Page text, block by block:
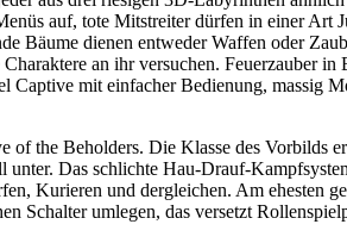
auf, tote Mitstreiter dürfen in einer Art
Bäume dienen entweder Waffen oder
an ihr versuchen. Feuerzauber in
Captive mit einfacher Bedienung, massig
the Beholders. Die Klasse des Vorbilds
Das schlichte Hau-Drauf-
Kurieren und dergleichen. Am ehesten
Schalter umlegen, das versetzt